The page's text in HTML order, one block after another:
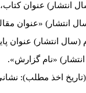
انتشار) عنوان
انتشار) «عنوان
(سال انتشار) عنوان
«نام گزارش».
(تاریخ اخذ مطلب):